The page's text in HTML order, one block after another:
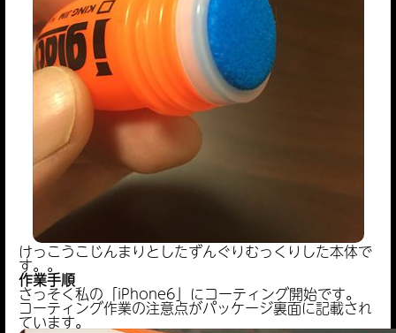
けっこうこじんまりとしたずんぐりむっくりした本体で
す。。
作業手順
さっそく私の「iPhone6」にコーティング開始です。
コーティング作業の注意点がパッケージ裏面に記載され
ています。